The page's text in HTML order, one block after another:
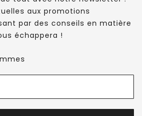
aux promotions
par des conseils en matière
échappera !